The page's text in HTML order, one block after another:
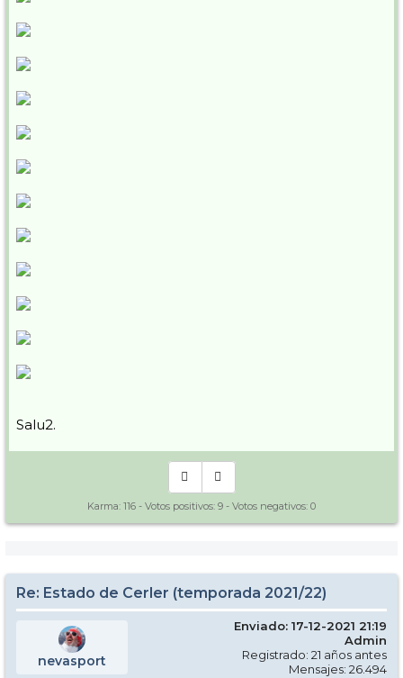
Salu2.
Karma: 116 - Votos positivos: 9 - Votos negativos: 0
Re: Estado de Cerler (temporada 2021/22)
nevasport
Enviado: 17-12-2021 21:19
Admin
Registrado: 21 años antes
Mensajes: 26.494